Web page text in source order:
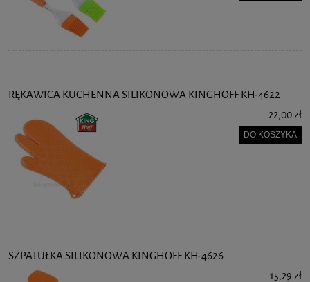
RĘKAWICA KUCHENNA SILIKONOWA KINGHOFF KH-4622
22,00 zł
DO KOSZYKA
SZPATUŁKA SILIKONOWA KINGHOFF KH-4626
15,29 zł